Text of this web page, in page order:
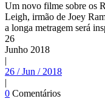
Um novo filme sobre os
Leigh, irmão de Joey
a longa metragem será
26
Junho 2018
|
26 / Jun / 2018
|
0 Comentários